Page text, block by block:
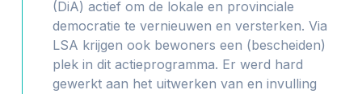
(DiA) actief om de lokale en provinciale
democratie te vernieuwen en versterken. Via
LSA krijgen ook bewoners een (bescheiden)
plek in dit actieprogramma. Er werd hard
gewerkt aan het uitwerken van en invulling